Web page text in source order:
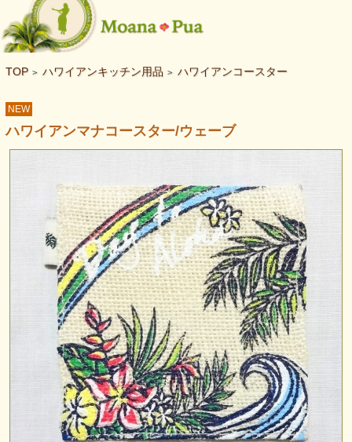
TOP > ハワイアンキッチン用品 > ハワイアンコースター
NEW
ハワイアンマナコースター/ウェーブ